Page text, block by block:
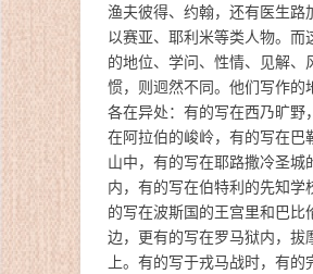
渔夫彼得、约翰，还有医生路
以赛亚、耶利米等类人物。而
的地位、学问、性情、见解、
惯，则迥然不同。他们写作的
各在异处：有的写在西乃旷野
在阿拉伯的峻岭，有的写在巴
山中，有的写在耶路撒冷圣城
内，有的写在伯特利的先知学
的写在波斯国的王宫里和巴比
边，更有的写在罗马狱内，拔
上。有的写于戎马战时，有的